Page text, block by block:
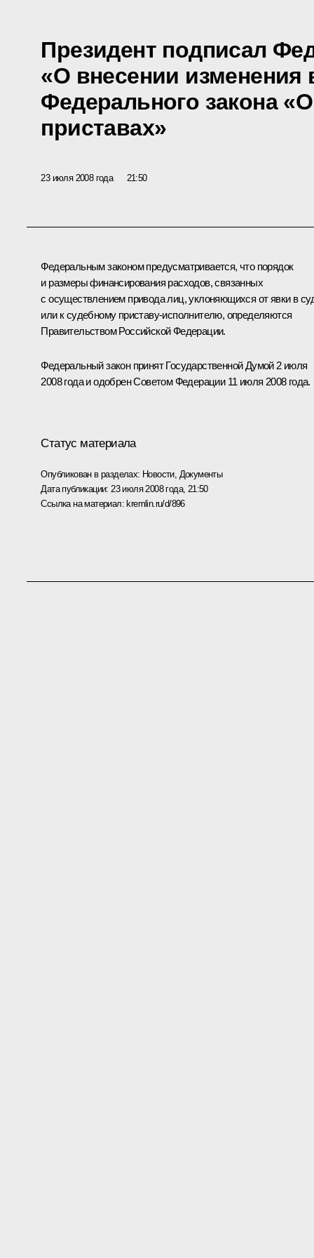
Президент подписал
«О внесении изменения
Федерального закона
приставах»
23 июля 2008 года 21:50
Федеральным законом предусматривается, что порядок
и размеры финансирования расходов, связанных
с осуществлением привода лиц, уклоняющихся от явки в
или к судебному приставу-исполнителю, определяются
Правительством Российской Федерации.
Федеральный закон принят Государственной Думой 2 июля
2008 года и одобрен Советом Федерации 11 июля 2008 года.
Статус материала
Опубликован в разделах: Новости, Документы
Дата публикации: 23 июля 2008 года, 21:50
Ссылка на материал:kremlin.ru/d/896